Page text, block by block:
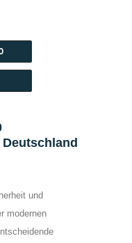
und
modernen